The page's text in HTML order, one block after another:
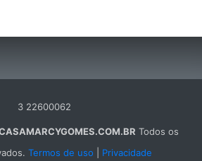
3 22600062
Todos os
Termos de uso Privacidade